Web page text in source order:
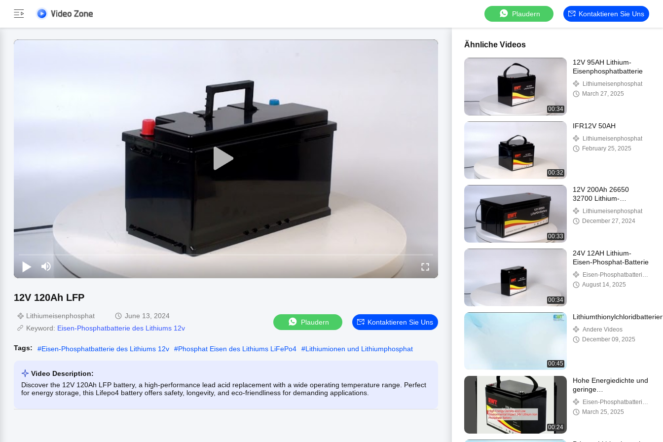
Plaudern Kontaktieren Sie Uns
12V 120Ah LFP
Lithiumeisenphosphat
June 13, 2024
Keyword: Eisen-Phosphatbatterie des Lithiums 12v
Plaudern Kontaktieren Sie Uns
Tags: #Eisen-Phosphatbatterie des Lithiums 12v #Phosphat Eisen des Lithiums LiFePo4 #Lithiumionen und Lithiumphosphat
Video Description:
Discover the 12V 120Ah LFP battery, a high-performance lead acid replacement with a wide operating temperature range. Perfect
for energy storage, this Lifepo4 battery offers safety, longevity, and eco-friendliness for demanding applications.
Ähnliche Videos
00:34
12V 95AH Lithium-
Eisenphosphatbatterie
Lithiumeisenphosphat
March 27, 2025
00:32
IFR12V 50AH
Lithiumeisenphosphat
February 25, 2025
00:33
12V 200Ah 26650
32700 Lithium-
Eisenphosphat-Batterie
Energiespeicher-
Batteriepackung
Lithiumeisenphosphat
December 27, 2024
00:34
24V 12AH Lithium-
Eisen-Phosphat-Batterie
Eisen-Phosphatbatterie
des Lithiums 24v
August 14, 2025
00:45
Andere Videos
December 09, 2025
00:24
Hohe Energiedichte und
geringe
Umweltbelastung 24 V
Lithium-Eisen-
Phosphat-Batterie
Eisen-Phosphatbatterie
des Lithiums 24v
March 25, 2025